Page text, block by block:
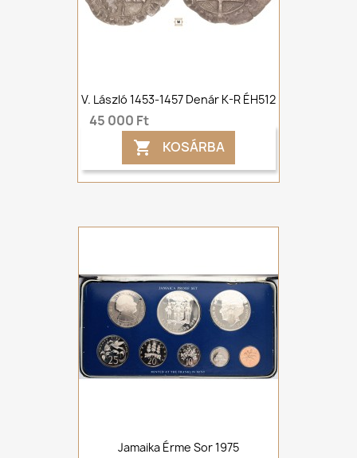
V. László 1453-1457 Denár K-R ÉH512
45 000 Ft
 KOSÁRBA
Jamaika Érme Sor 1975